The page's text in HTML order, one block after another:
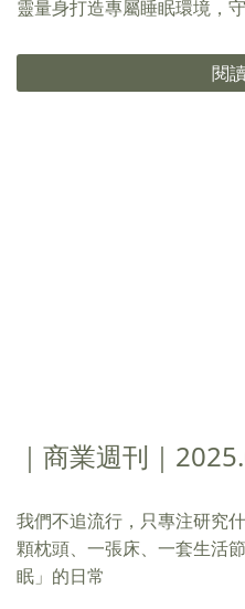
靈量身打造專屬睡眠環境，
閱
｜商業週刊｜
我們不追流行，只專注研究
顆枕頭、一張床、一套生活
眠」的日常